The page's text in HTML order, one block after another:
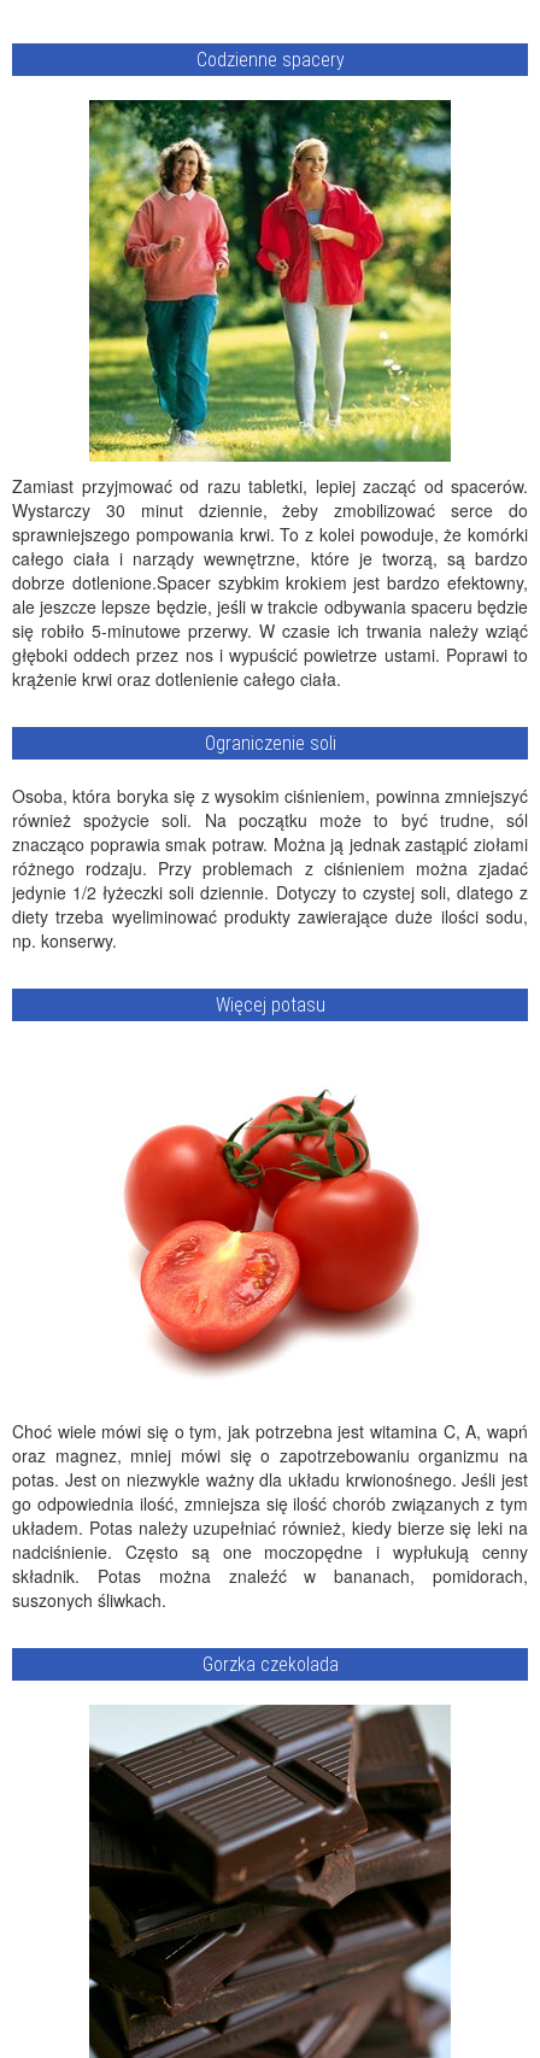
Codzienne spacery
Zamiast przyjmować od razu tabletki, lepiej zacząć od spacerów.
Wystarczy 30 minut dziennie, żeby zmobilizować serce do
sprawniejszego pompowania krwi. To z kolei powoduje, że komórki
całego ciała i narządy wewnętrzne, które je tworzą, są bardzo
dobrze dotlenione.Spacer szybkim krokiem jest bardzo efektowny,
ale jeszcze lepsze będzie, jeśli w trakcie odbywania spaceru będzie
się robiło 5-minutowe przerwy. W czasie ich trwania należy wziąć
głęboki oddech przez nos i wypuścić powietrze ustami. Poprawi to
krążenie krwi oraz dotlenienie całego ciała.
Ograniczenie soli
Osoba, która boryka się z wysokim ciśnieniem, powinna zmniejszyć
również spożycie soli. Na początku może to być trudne, sól
znacząco poprawia smak potraw. Można ją jednak zastąpić ziołami
różnego rodzaju. Przy problemach z ciśnieniem można zjadać
jedynie 1/2 łyżeczki soli dziennie. Dotyczy to czystej soli, dlatego z
diety trzeba wyeliminować produkty zawierające duże ilości sodu,
np. konserwy.
Więcej potasu
Choć wiele mówi się o tym, jak potrzebna jest witamina C, A, wapń
oraz magnez, mniej mówi się o zapotrzebowaniu organizmu na
potas. Jest on niezwykle ważny dla układu krwionośnego. Jeśli jest
go odpowiednia ilość, zmniejsza się ilość chorób związanych z tym
układem. Potas należy uzupełniać również, kiedy bierze się leki na
nadciśnienie. Często są one moczopędne i wypłukują cenny
składnik. Potas można znaleźć w bananach, pomidorach,
suszonych śliwkach.
Gorzka czekolada